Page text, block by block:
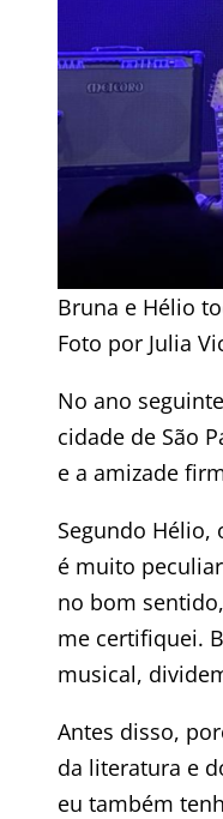
Bruna e Hélio
Foto por Julia
No ano
cidade de São
e a amizade
Segundo Hélio,
é muito
no bom
me certifiquei.
musical,
Antes disso,
da literatura e
eu também